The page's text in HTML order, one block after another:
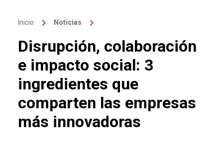
Inicio keyboard_arrow_right Noticias keyboard_arrow_right
Disrupción, colaboración
e impacto social: 3
ingredientes que
comparten las empresas
más innovadoras